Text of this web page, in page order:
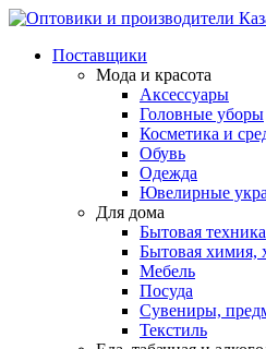
Поставщики
Мода и красота
Аксессуары
Головные уборы
Косметика и
Обувь
Одежда
Ювелирные
Для дома
Бытовая техника
Бытовая химия,
Мебель
Посуда
Сувениры,
Текстиль